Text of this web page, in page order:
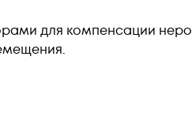
для компенсации